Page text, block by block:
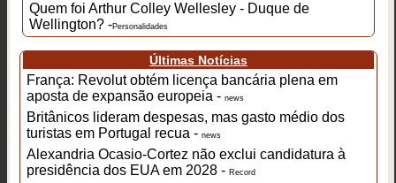
Quem foi Arthur Colley Wellesley - Duque de
Wellington? -Personalidades
Últimas Notícias
França: Revolut obtém licença bancária plena em
aposta de expansão europeia - news
Britânicos lideram despesas, mas gasto médio dos
turistas em Portugal recua - news
Alexandria Ocasio-Cortez não exclui candidatura à
presidência dos EUA em 2028 - Record